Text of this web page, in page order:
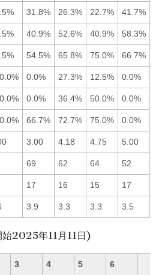
31.8% 26.3% 22.7% 41.7%
40.9% 52.6% 40.9% 58.3%
54.5% 65.8% 75.0% 66.7%
0.0% 27.3% 12.5% 0.0%
0.0% 36.4% 50.0% 0.0%
66.7% 72.7% 75.0% 0.0%
3.00 4.18 4.75 5.00
69 62 64 52
17 16 15 17
3.9 3.3 3.3 3.5
2025年11月11日)
3 4 5 6